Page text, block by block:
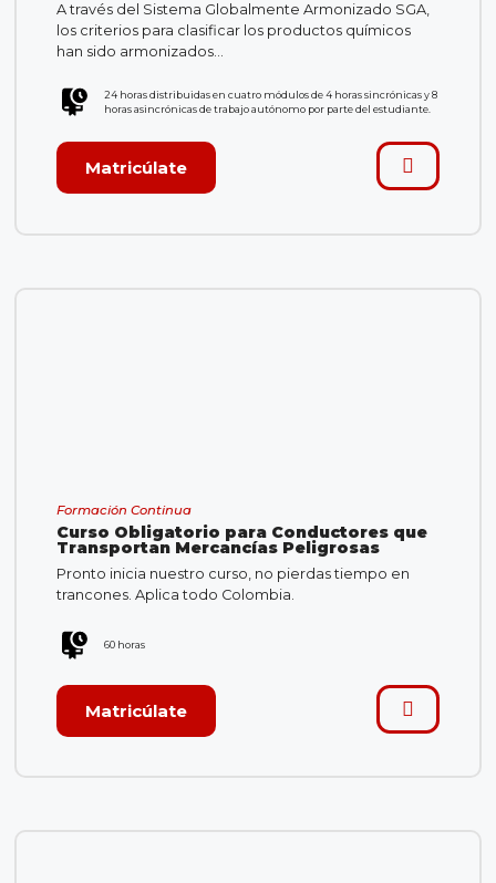
A través del Sistema Globalmente Armonizado SGA,
los criterios para clasificar los productos químicos
han sido armonizados…
24 horas distribuidas en cuatro módulos de 4 horas sincrónicas y 8
horas asincrónicas de trabajo autónomo por parte del estudiante.
Matricúlate
Formación Continua
Curso Obligatorio para Conductores que
Transportan Mercancías Peligrosas
Pronto inicia nuestro curso, no pierdas tiempo en
trancones. Aplica todo Colombia.
60 horas
Matricúlate